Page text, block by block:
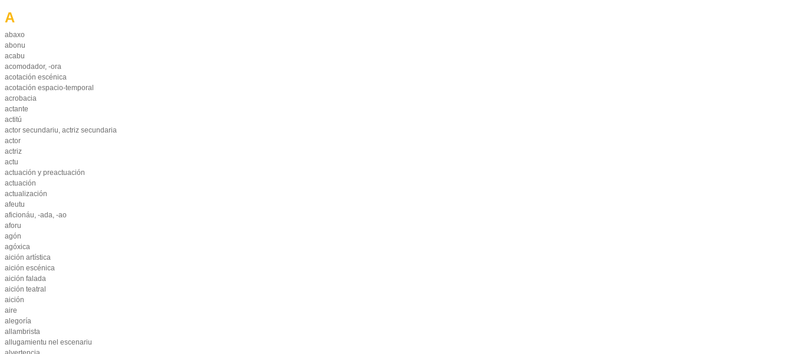
A
abaxo
abonu
acabu
acomodador, -ora
acotación escénica
acotación espacio-temporal
acrobacia
actante
actitú
actor secundariu, actriz secundaria
actor
actriz
actu
actuación y preactuación
actuación
actualización
afeutu
aficionáu, -ada, -ao
aforu
agón
agóxica
aición artística
aición escénica
aición falada
aición teatral
aición
aire
alegoría
allambrista
allugamientu nel escenariu